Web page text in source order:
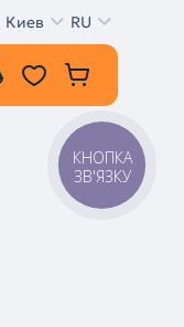
Киев RU
КНОПКА
ЗВ'ЯЗКУ